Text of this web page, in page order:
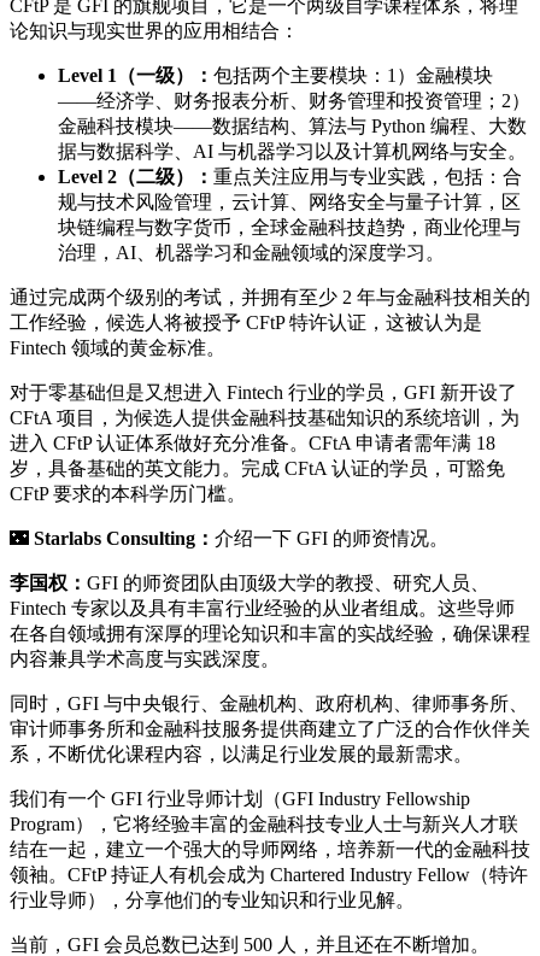
CFtP 是 GFI 的旗舰项目，它是一个两级自学课程体系，将理
论知识与现实世界的应用相结合：
Level 1（一级）： 包括两个主要模块：1）金融模块
——经济学、财务报表分析、财务管理和投资管理；2）
金融科技模块——数据结构、算法与 Python 编程、大数
据与数据科学、AI 与机器学习以及计算机网络与安全。
Level 2（二级）： 重点关注应用与专业实践，包括：合
规与技术风险管理，云计算、网络安全与量子计算，区
块链编程与数字货币，全球金融科技趋势，商业伦理与
治理，AI、机器学习和金融领域的深度学习。
通过完成两个级别的考试，并拥有至少 2 年与金融科技相关的
工作经验，候选人将被授予 CFtP 特许认证，这被认为是
Fintech 领域的黄金标准。
对于零基础但是又想进入 Fintech 行业的学员，GFI 新开设了
CFtA 项目，为候选人提供金融科技基础知识的系统培训，为
进入 CFtP 认证体系做好充分准备。CFtA 申请者需年满 18
岁，具备基础的英文能力。完成 CFtA 认证的学员，可豁免
CFtP 要求的本科学历门槛。
🌃 Starlabs Consulting： 介绍一下 GFI 的师资情况。
李国权： GFI 的师资团队由顶级大学的教授、研究人员、
Fintech 专家以及具有丰富行业经验的从业者组成。这些导师
在各自领域拥有深厚的理论知识和丰富的实战经验，确保课程
内容兼具学术高度与实践深度。
同时，GFI 与中央银行、金融机构、政府机构、律师事务所、
审计师事务所和金融科技服务提供商建立了广泛的合作伙伴关
系，不断优化课程内容，以满足行业发展的最新需求。
我们有一个 GFI 行业导师计划（GFI Industry Fellowship
Program），它将经验丰富的金融科技专业人士与新兴人才联
结在一起，建立一个强大的导师网络，培养新一代的金融科技
领袖。CFtP 持证人有机会成为 Chartered Industry Fellow（特许
行业导师），分享他们的专业知识和行业见解。
当前，GFI 会员总数已达到 500 人，并且还在不断增加。